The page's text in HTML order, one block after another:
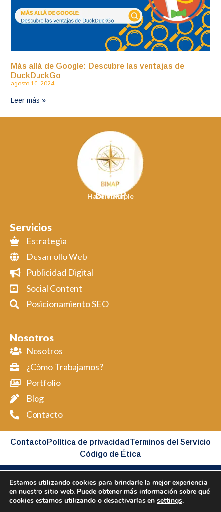
Más allá de Google: Descubre las ventajas de
DuckDuckGo
agosto 10, 2024
Leer más »
BIMAP
Hacelo Simple
Servicios
Estrategia
Desarrollo Web
Publicidad Digital
Social Content
Posicionamiento SEO
Nosotros
Nosotros
¿Cómo Trabajamos?
Portfolio
Blog
Contacto
Contacto Política de privacidad Terminos del Servicio
Código de Ética
Copyright BIMAP © 2026 All Rights Reserved
Estamos utilizando cookies para brindarle la mejor experiencia
en nuestro sitio web. Puede obtener más información sobre qué
cookies estamos utilizando o desactivarlas en settings.